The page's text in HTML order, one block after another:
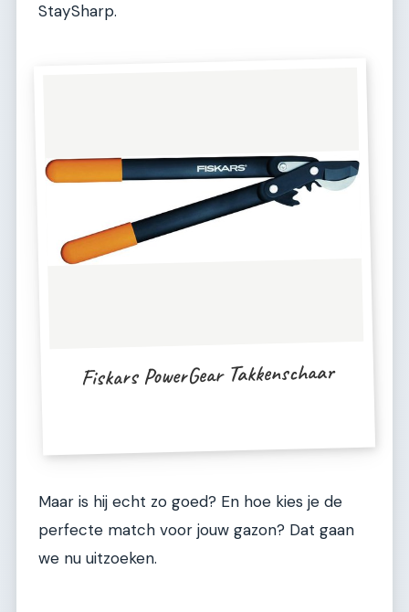
StaySharp.
Fiskars PowerGear Takkenschaar
Maar is hij echt zo goed? En hoe kies je de
perfecte match voor jouw gazon? Dat gaan
we nu uitzoeken.